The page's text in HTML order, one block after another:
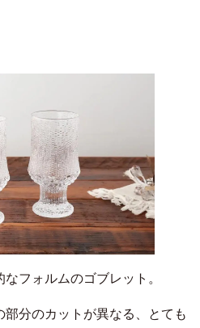
フォルムのゴブレット。
分のカットが異なる、とても